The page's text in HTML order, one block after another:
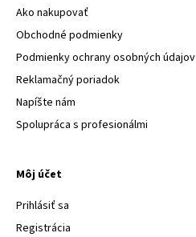
Ako nakupovať
Obchodné podmienky
Podmienky ochrany osobných údajov
Reklamačný poriadok
Napíšte nám
Spolupráca s profesionálmi
Môj účet
Prihlásiť sa
Registrácia